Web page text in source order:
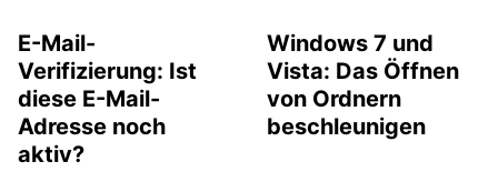
E-Mail-
Verifizierung: Ist
diese E-Mail-
Adresse noch
aktiv?
Windows 7 und
Vista: Das Öffnen
von Ordnern
beschleunigen